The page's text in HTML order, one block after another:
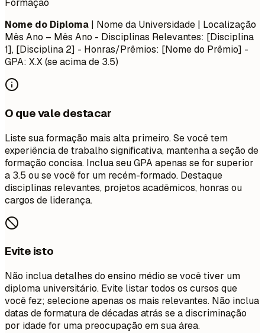
Formação
Nome do Diploma | Nome da Universidade | Localização
Mês Ano – Mês Ano - Disciplinas Relevantes: [Disciplina
1], [Disciplina 2] - Honras/Prêmios: [Nome do Prêmio] -
GPA: X.X (se acima de 3.5)
O que vale destacar
Liste sua formação mais alta primeiro. Se você tem
experiência de trabalho significativa, mantenha a seção de
formação concisa. Inclua seu GPA apenas se for superior
a 3.5 ou se você for um recém-formado. Destaque
disciplinas relevantes, projetos acadêmicos, honras ou
cargos de liderança.
Evite isto
Não inclua detalhes do ensino médio se você tiver um
diploma universitário. Evite listar todos os cursos que
você fez; selecione apenas os mais relevantes. Não inclua
datas de formatura de décadas atrás se a discriminação
por idade for uma preocupação em sua área.